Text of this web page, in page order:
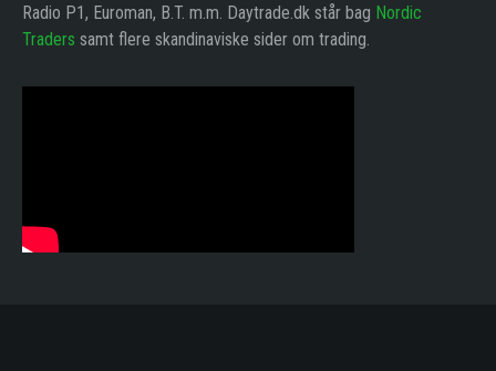
Radio P1, Euroman, B.T. m.m. Daytrade.dk står bag Nordic
Traders samt flere skandinaviske sider om trading.